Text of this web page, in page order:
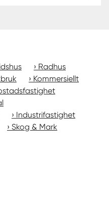
Radhus
Kommersiellt
Industrifastighet
Skog & Mark